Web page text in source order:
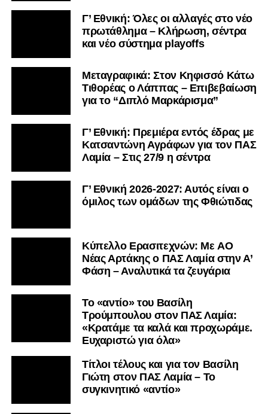
Γ’ Εθνική: Όλες οι αλλαγές στο νέο
πρωτάθλημα – Κλήρωση, σέντρα
και νέο σύστημα playoffs
Μεταγραφικά: Στον Κηφισσό Κάτω
Τιθορέας ο Λάππας – Επιβεβαίωση
για το “Διπλό Μαρκάρισμα”
Γ’ Εθνική: Πρεμιέρα εντός έδρας με
Κατσαντώνη Αγράφων για τον ΠΑΣ
Λαμία – Στις 27/9 η σέντρα
Γ’ Εθνική 2026-2027: Αυτός είναι ο
όμιλος των ομάδων της Φθιώτιδας
Kύπελλο Ερασιτεχνών: Με AO
Nέας Αρτάκης ο ΠΑΣ Λαμία στην Α’
Φάση – Αναλυτικά τα ζευγάρια
Το «αντίο» του Βασίλη
Τρούμπουλου στον ΠΑΣ Λαμία:
«Κρατάμε τα καλά και προχωράμε.
Ευχαριστώ για όλα»
Τίτλοι τέλους και για τον Βασίλη
Γιώτη στον ΠΑΣ Λαμία – Το
συγκινητικό «αντίο»